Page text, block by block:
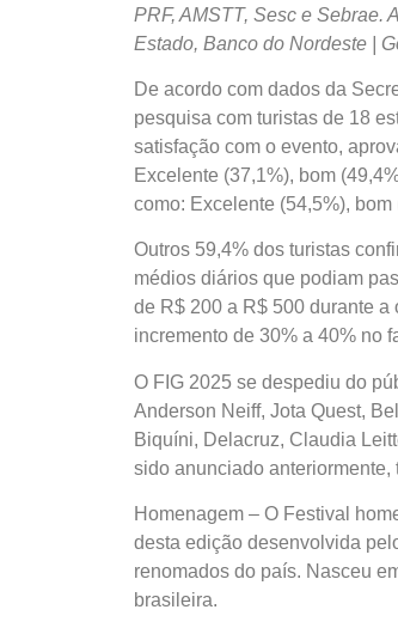
PRF, AMSTT, Sesc e Sebrae.
Estado, Banco do Nordeste |
De acordo com dados da
pesquisa com turistas de 18
satisfação com o evento,
Excelente (37,1%), bom
como: Excelente (54,5%),
Outros 59,4% dos turistas
médios diários que podiam
de R$ 200 a R$ 500 durante a
incremento de 30% a 40% no
O FIG 2025 se despediu do
Anderson Neiff, Jota Quest,
Biquíni, Delacruz, Claudia
sido anunciado anteriormente,
Homenagem – O Festival
desta edição desenvolvida
renomados do país. Nasceu
brasileira.